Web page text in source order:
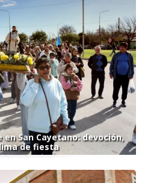
San Cayetano: devoción,
de fiesta